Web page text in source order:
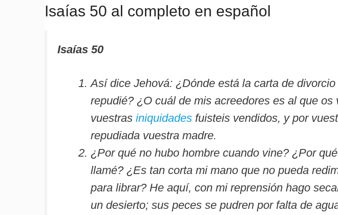
Isaías 50 al completo en español
Isaías 50
Así dice Jehová: ¿Dónde está la carta de
repudié? ¿O cuál de mis acreedores es al que os
vuestras iniquidadesfuisteis vendidos, y por
repudiada vuestra madre.
¿Por qué no hubo hombre cuando vine? ¿Por
llamé? ¿Es tan corta mi mano que no pueda
para librar? He aquí, con mi reprensión hago
un desierto; sus peces se pudren por falta de